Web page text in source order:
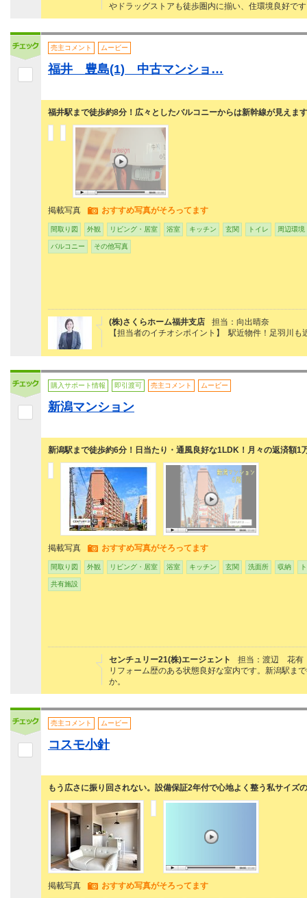
やドラッグストアも徒歩圏内に揃い、住環境良好で
売主コメント ムービー
福井 豊島(1) 中古マンショ…
福井駅まで徒歩約8分！広々としたバルコニーからは新幹線が見えま
掲載写真 おすすめ写真がそろってます
間取り図 外観 リビング・居室 浴室 キッチン 玄関 トイレ 周辺環境
バルコニー その他写真
(株)さくらホーム福井支店
担当：向出晴奈
【担当者のイチオシポイント】 駅近物件！足羽川
購入サポート情報 即引渡可 売主コメント ムービー
新潟マンション
新潟駅まで徒歩約6分！日当たり・通風良好な1LDK！月々の返済額1
掲載写真 おすすめ写真がそろってます
間取り図 外観 リビング・居室 浴室 キッチン 玄関 洗面所 収納
共有施設
センチュリー21(株)エージェント
担当：渡辺 花有
リフォーム歴のある状態良好な室内です。新潟駅ま
か。
売主コメント ムービー
コスモ小針
もう広さに振り回されない。設備保証2年付で心地よく整う私サイズ
掲載写真 おすすめ写真がそろってます